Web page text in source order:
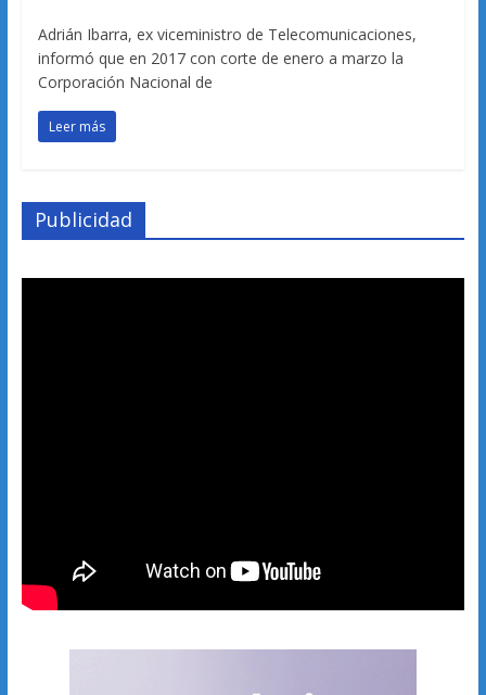
Adrián Ibarra, ex viceministro de Telecomunicaciones,
informó que en 2017 con corte de enero a marzo la
Corporación Nacional de
Leer más
Publicidad